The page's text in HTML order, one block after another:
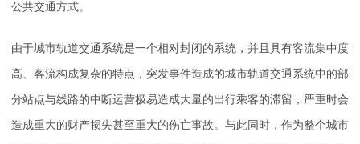
公共交通方式。
由于城市轨道交通系统是一个相对封闭的系统，并且具有客流集中度
高、客流构成复杂的特点，突发事件造成的城市轨道交通系统中的部
分站点与线路的中断运营极易造成大量的出行乘客的滞留，严重时会
造成重大的财产损失甚至重大的伤亡事故。与此同时，作为整个城市